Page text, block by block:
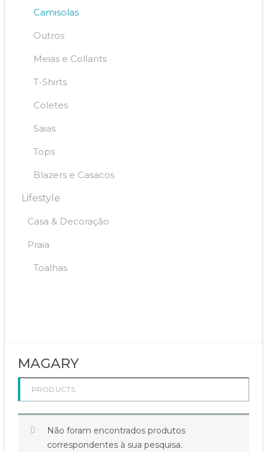
Camisolas
Outros
Meias e Collants
T-Shirts
Coletes
Saias
Tops
Blazers e Casacos
Lifestyle
Casa & Decoração
Praia
Toalhas
MAGARY
PRODUCTS
Não foram encontrados produtos
correspondentes à sua pesquisa.